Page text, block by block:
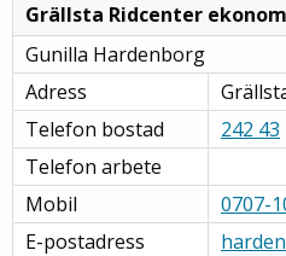
Grällsta Ridcenter
Gunilla Hardenborg
Adress
Telefon bostad
242 43
Telefon arbete
Mobil
0707-
E-postadress